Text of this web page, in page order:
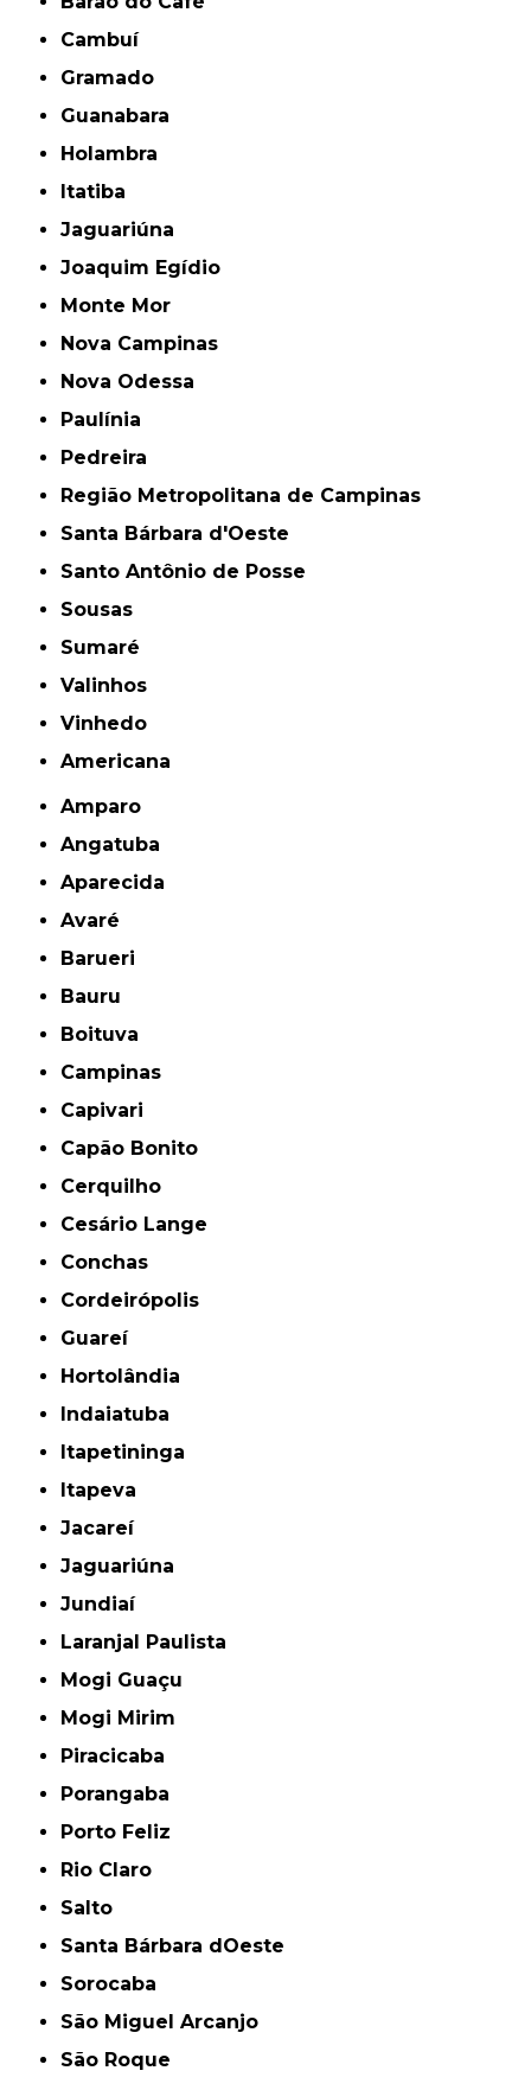
Cambuí
Gramado
Guanabara
Holambra
Itatiba
Jaguariúna
Joaquim Egídio
Monte Mor
Nova Campinas
Nova Odessa
Paulínia
Pedreira
Região Metropolitana de Campinas
Santa Bárbara d'Oeste
Santo Antônio de Posse
Sousas
Sumaré
Valinhos
Vinhedo
americana
Amparo
Angatuba
Aparecida
Avaré
Barueri
Bauru
Boituva
Campinas
Capivari
Capão Bonito
Cerquilho
Cesário Lange
Conchas
Cordeirópolis
Guareí
Hortolândia
Indaiatuba
Itapetininga
Itapeva
Jacareí
Jaguariúna
Jundiaí
Laranjal Paulista
Mogi Guaçu
Mogi Mirim
Piracicaba
Porangaba
Porto Feliz
Rio Claro
Salto
Santa Bárbara dOeste
Sorocaba
São Miguel Arcanjo
São Roque